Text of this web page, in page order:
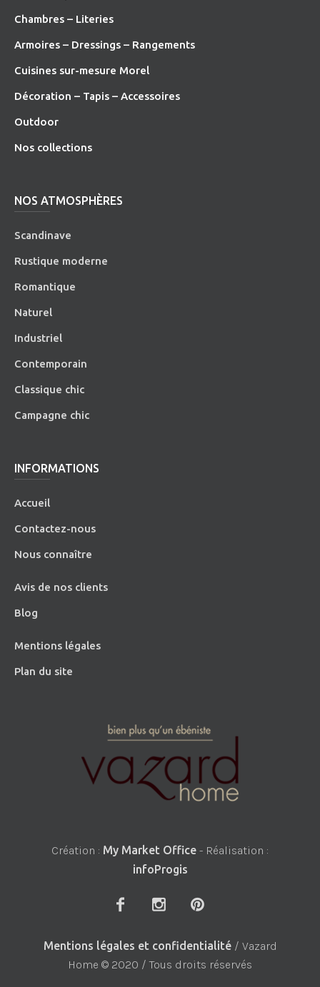
Chambres – Literies
Armoires – Dressings – Rangements
Cuisines sur-mesure Morel
Décoration – Tapis – Accessoires
Outdoor
Nos collections
NOS ATMOSPHÈRES
Scandinave
Rustique moderne
Romantique
Naturel
Industriel
Contemporain
Classique chic
Campagne chic
INFORMATIONS
Accueil
Contactez-nous
Nous connaître
Avis de nos clients
Blog
Mentions légales
Plan du site
Création : My Market Office - Réalisation :
infoProgis
Mentions légales et confidentialité/ Vazard
Home © 2020 / Tous droits réservés